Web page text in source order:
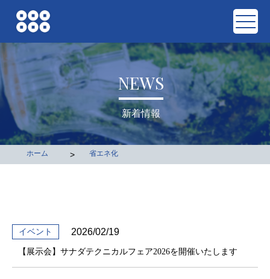
NEWS
新着情報
ホーム > 省エネ化
イベント 2026/02/19
【展示会】サナダテクニカルフェア2026を開催いたします